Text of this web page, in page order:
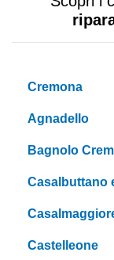
Cremona
Agnadello
Bagnolo
Casalbuttano
Castelleone